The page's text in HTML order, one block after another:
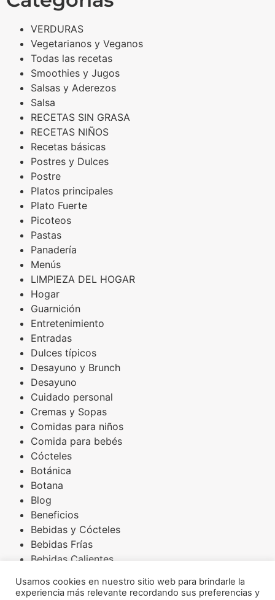
VERDURAS
Vegetarianos y Veganos
Todas las recetas
Smoothies y Jugos
Salsas y Aderezos
Salsa
RECETAS SIN GRASA
RECETAS NIÑOS
Recetas básicas
Postres y Dulces
Postre
Platos principales
Plato Fuerte
Picoteos
Pastas
Panadería
Menús
LIMPIEZA DEL HOGAR
Hogar
Guarnición
Entretenimiento
Entradas
Dulces típicos
Desayuno y Brunch
Desayuno
Cuidado personal
Cremas y Sopas
Comidas para niños
Comida para bebés
Cócteles
Botánica
Botana
Blog
Beneficios
Bebidas y Cócteles
Bebidas Frías
Bebidas Calientes
Arroces
Usamos cookies en nuestro sitio web para brindarle la
experiencia más relevante recordando sus preferencias y